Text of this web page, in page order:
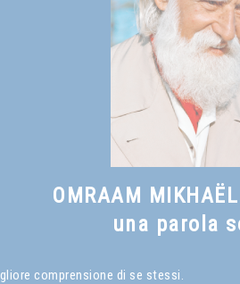
OMRAAM
una parola
comprensione di se stessi.